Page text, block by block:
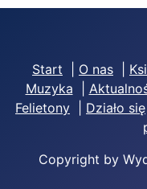
Start O nas
Muzyka
Felietony
Działo się
Copyright by